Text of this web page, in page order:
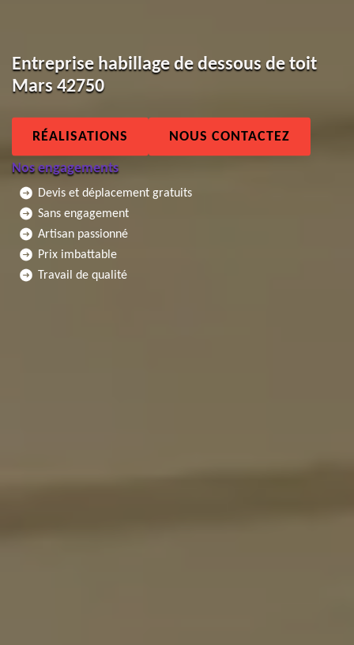
Entreprise habillage de dessous de toit
Mars 42750
RÉALISATIONS NOUS CONTACTEZ
Nos engagements
Devis et déplacement gratuits
Sans engagement
Artisan passionné
Prix imbattable
Travail de qualité